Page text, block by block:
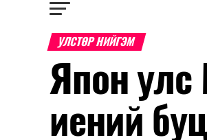
УЛСТӨР НИЙГЭМ
Япон улс
иений